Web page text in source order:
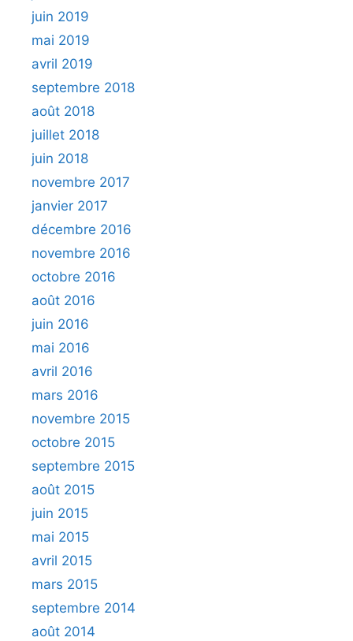
juin 2019
mai 2019
avril 2019
septembre 2018
août 2018
juillet 2018
juin 2018
novembre 2017
janvier 2017
décembre 2016
novembre 2016
octobre 2016
août 2016
juin 2016
mai 2016
avril 2016
mars 2016
novembre 2015
octobre 2015
septembre 2015
août 2015
juin 2015
mai 2015
avril 2015
mars 2015
septembre 2014
août 2014